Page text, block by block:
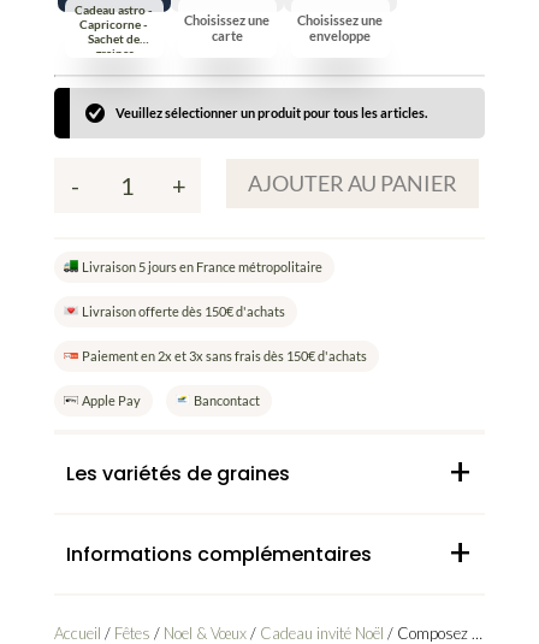
Cadeau astro -
Capricorne -
Sachet de
graines
Choisissez une
carte
Choisissez une
enveloppe
Veuillez sélectionner un produit pour tous les articles.
-
quantité
votre
carte
semer
+ AJOUTER AU PANIER
Livraison 5 jours en France métropolitaire
Livraison offerte dès 150€ d'achats
Paiement en 2x et 3x sans frais dès 150€ d'achats
Apple Pay Bancontact
Les variétés de graines +
Informations complémentaires +
Accueil / Fêtes / Noel & Vœux/ Cadeau invité Noël / Composez votre carte à semer